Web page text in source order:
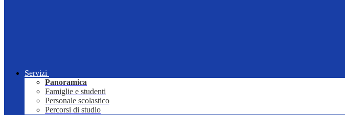
Servizi
Panoramica
Famiglie e studenti
Personale scolastico
Percorsi di studio